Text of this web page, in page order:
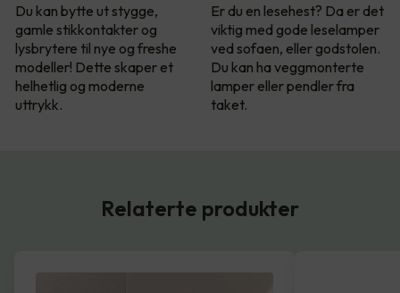
Du kan bytte ut stygge,
gamle stikkontakter og
lysbrytere til nye og freshe
modeller! Dette skaper et
helhetlig og moderne
uttrykk.
Er du en lesehest? Da er det
viktig med gode leselamper
ved sofaen, eller godstolen.
Du kan ha veggmonterte
lamper eller pendler fra
taket.
Relaterte produkter